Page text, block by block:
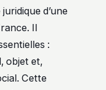
d’une
Il
:
objet et,
Cette